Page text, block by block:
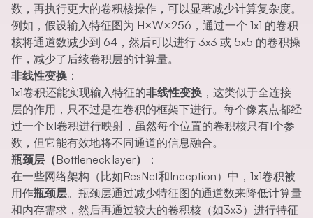
数，再执行更大的卷积核操作，可以显著减少计算复杂度。
例如，假设输入特征图为 H×W×256，通过一个 1x1 的卷积
核将通道数减少到 64，然后可以进行 3x3 或 5x5 的卷积操
作，减少了后续卷积层的计算量。
非线性变换 ：
1x1卷积还能实现输入特征的非线性变换 ，这类似于全连接
层的作用，只不过是在卷积的框架下进行。每个像素点都经
过一个1x1卷积进行映射，虽然每个位置的卷积核只有1个参
数，但它能有效地将不同通道的信息融合。
瓶颈层（Bottleneck layer）
：
在一些网络架构（比如ResNet和Inception）中，1x1卷积被
用作瓶颈层。瓶颈层通过减少特征图的通道数来降低计算量
和内存需求，然后再通过较大的卷积核（如3x3）进行特征